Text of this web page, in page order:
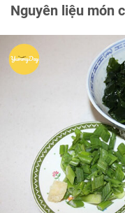
Nguyên liệu món